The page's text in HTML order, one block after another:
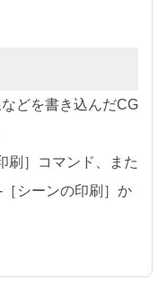
どを書き込んだCG
刷］コマンド、また
シーンの印刷］か